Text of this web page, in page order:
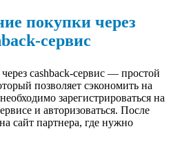
покупки через
сервис
cashback-сервис — простой
позволяет сэкономить на
зарегистрироваться на
и авторизоваться. После
сайт партнера, где нужно